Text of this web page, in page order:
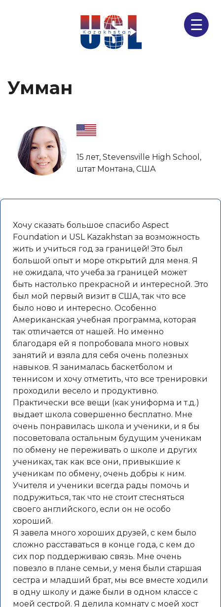
☰
Умман
15 лет, Stevensville High School,
штат Монтана, США
Хочу сказать большое спасибо Aspect
Foundation и USL Kazakhstan за возможность
жить и учиться год за границей! Это был
большой опыти море открытий для меня. Я
не ожидала, что учеба за границей может
быть настолько прекрасной и интересной. Это
был мой первый визит в США, так что все
было ново и интересно. Особенно
Американская учебная программа, которая
так отличается от нашей. Но именно
благодаря ей я попробовала много новых
занятий и взяла для себя очень полезных
навыков. Я занималась баскетболом и
теннисом и хочу отметить, что все тренировки
проходили весело и продуктивно.
Практически все вещи (как униформа и т.д.)
выдает школа совершенно бесплатно. Мне
очень понравилась школа и ученики, и я бы
посоветовала остальным будущим ученикам
по обмену не переживать о школе и других
учениках, так как все они, привыкшие к
ученикам по обмену, очень добры к ним.
Учителя и ученики всегда рады помочь и
подружиться, так что не стоит стесняться
своего английского, если он не особо
хороший.
Я завела много хороших друзей, с кем было
сложно расставаться в конце года, с кем до
сих пор поддерживаю связь. Мне очень
повезло в плане семьи, у меня были старшая
сестра и младший брат, мы все вместе ходили
в одну школу и даже были в одном классе с
моей сестрой. Я делила комнату с моей хост